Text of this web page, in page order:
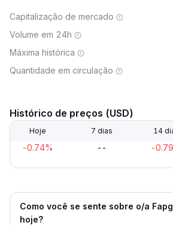
Capitalização de mercado
Volume em 24h
Máxima histórica
Quantidade em circulação
Histórico de preços (USD)
Hoje 7 dias 14
-0.74% -- -
Como você se sente sobre o/a
hoje?